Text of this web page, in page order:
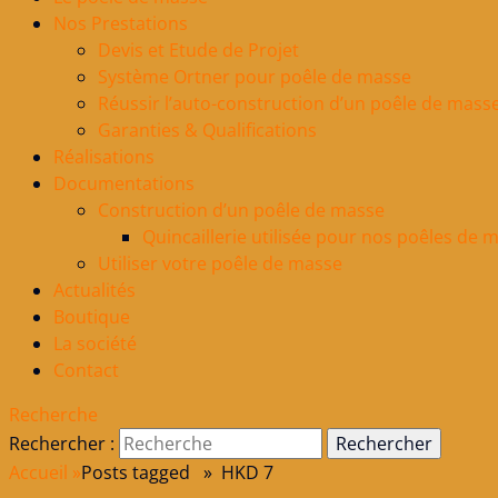
Nos Prestations
Devis et Etude de Projet
Système Ortner pour poêle de masse
Réussir l’auto-construction d’un poêle de
Garanties & Qualifications
Réalisations
Documentations
Construction d’un poêle de masse
Quincaillerie utilisée pour nos poêles de
Utiliser votre poêle de masse
Actualités
Boutique
La société
Contact
Recherche
Rechercher :
Accueil »Posts tagged » HKD 7